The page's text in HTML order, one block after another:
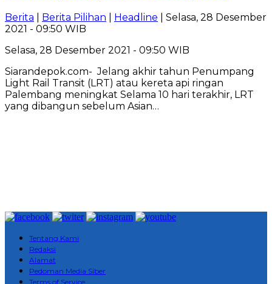
Berita Berita Pilihan Headline | Selasa, 28 Desember
2021 - 09:50 WIB
Selasa, 28 Desember 2021 - 09:50 WIB
Siarandepok.com- Jelang akhir tahun Penumpang
Light Rail Transit (LRT) atau kereta api ringan
Palembang meningkat Selama 10 hari terakhir, LRT
yang dibangun sebelum Asian…
Tentang Kami
Redaksi
Alamat
Pedoman Media Siber
Terms of Service